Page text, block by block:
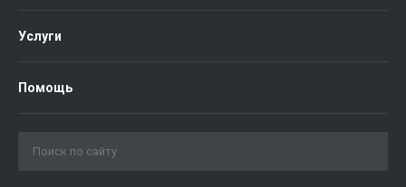
Услуги
Помощь